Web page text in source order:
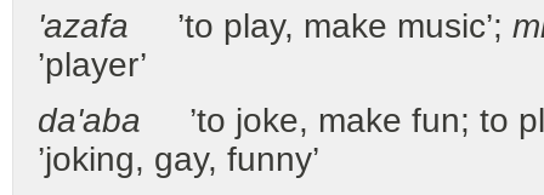
'azafa ’to play, make music’;
’player’
da'aba ’to joke, make fun; to
’joking, gay, funny’